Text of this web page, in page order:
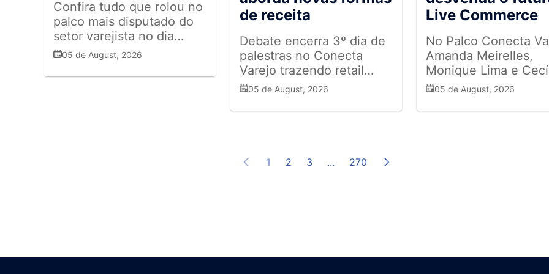
Confira tudo que rolou no
palco mais disputado do
setor varejista no dia
05/08
05 de August, 2026
de receita
Debate encerra 3º dia de
palestras no Conecta
Varejo trazendo retail
media para empresas fora
05 de August, 2026
Live Commerce
No Palco Conecta
Amanda Meirelles,
Monique Lima e
Ligiéro debateram
autenticidade e a
05 de August, 2026
1 2 3 ... 270